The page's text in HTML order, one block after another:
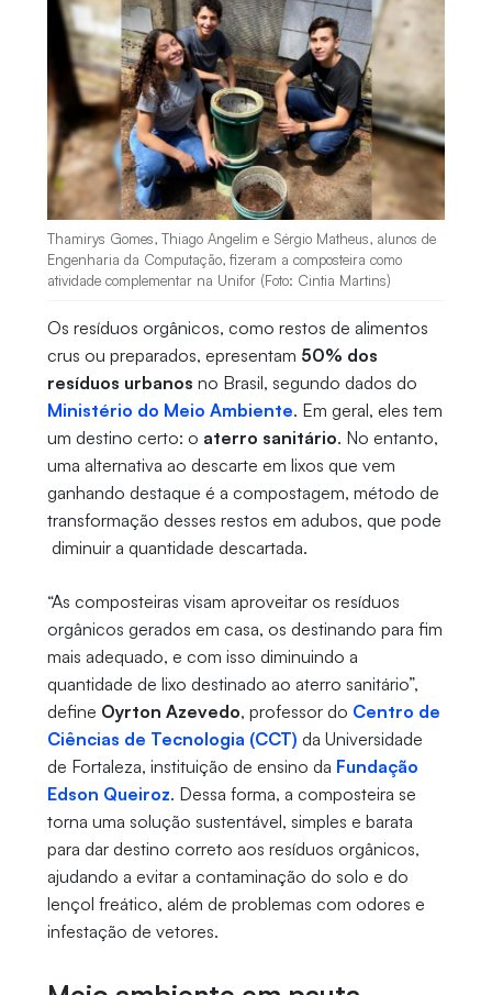
Thamirys Gomes, Thiago Angelim e Sérgio Matheus, alunos de
Engenharia da Computação, fizeram a composteira como
atividade complementar na Unifor (Foto: Cintia Martins)
Os resíduos orgânicos, como restos de alimentos
crus ou preparados, epresentam 50% dos
resíduos urbanos no Brasil, segundo dados do
Ministério do Meio Ambiente. Em geral, eles tem
um destino certo: o aterro sanitário. No entanto,
uma alternativa ao descarte em lixos que vem
ganhando destaque é a compostagem, método de
transformação desses restos em adubos, que pode
diminuir a quantidade descartada.
“As composteiras visam aproveitar os resíduos
orgânicos gerados em casa, os destinando para fim
mais adequado, e com isso diminuindo a
quantidade de lixo destinado ao aterro sanitário”,
define Oyrton Azevedo, professor do Centro de
Ciências de Tecnologia (CCT) da Universidade
de Fortaleza, instituição de ensino da Fundação
Edson Queiroz. Dessa forma, a composteira se
torna uma solução sustentável, simples e barata
para dar destino correto aos resíduos orgânicos,
ajudando a evitar a contaminação do solo e do
lençol freático, além de problemas com odores e
infestação de vetores.